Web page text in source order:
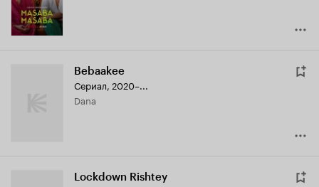
Bebaakee
Сериал, 2020–...
Dana
Lockdown Rishtey